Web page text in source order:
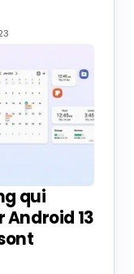
qui
13
via One UI 5.0
S22, série Z
2022